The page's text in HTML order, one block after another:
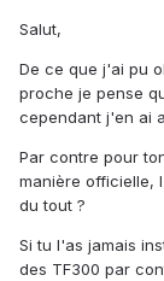
Salut,
De ce que j'ai pu
proche je pense
cependant j'en ai
Par contre pour
manière officielle,
du tout ?
Si tu l'as jamais
des TF300 par